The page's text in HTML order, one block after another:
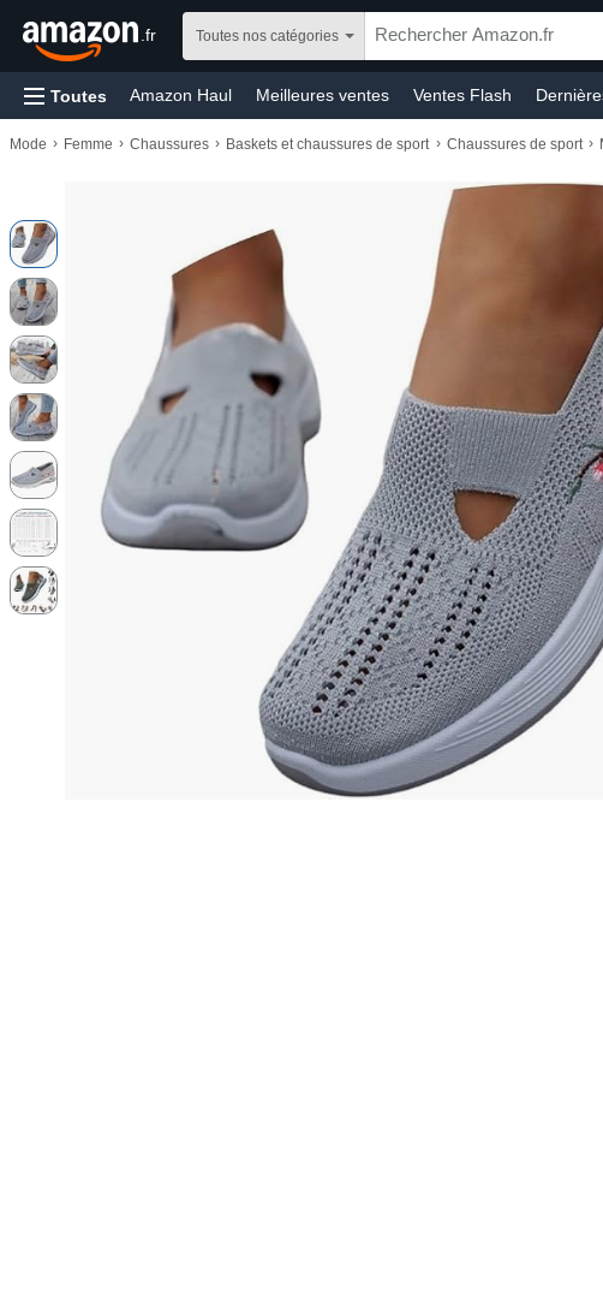
.fr Toutes nos catégories
Toutes Amazon Haul Meilleures ventes Ventes Flash
Jeux vidéo Bébé Santé et produits d’hygiène
Livraison gratuite Livres
Mode › Femme › Chaussures › Baskets et chaussures de sport › Chaussures de sport ›